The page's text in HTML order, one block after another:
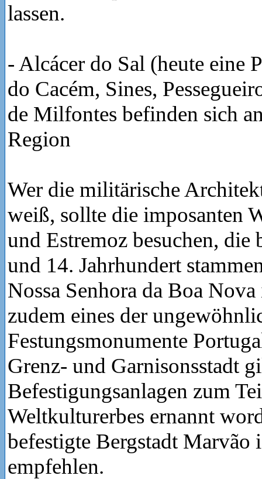
lassen.
- Alcácer do Sal (heute eine
do Cacém, Sines,
de Milfontes befinden sich
Region
Wer die militärische
weiß, sollte die imposanten
und Estremoz besuchen, die
und 14. Jahrhundert
Nossa Senhora da Boa
zudem eines der
Festungsmonumente
Grenz- und Garnisonsstadt
Befestigungsanlagen zum
Weltkulturerbes ernannt
befestigte Bergstadt Marvão
empfehlen.